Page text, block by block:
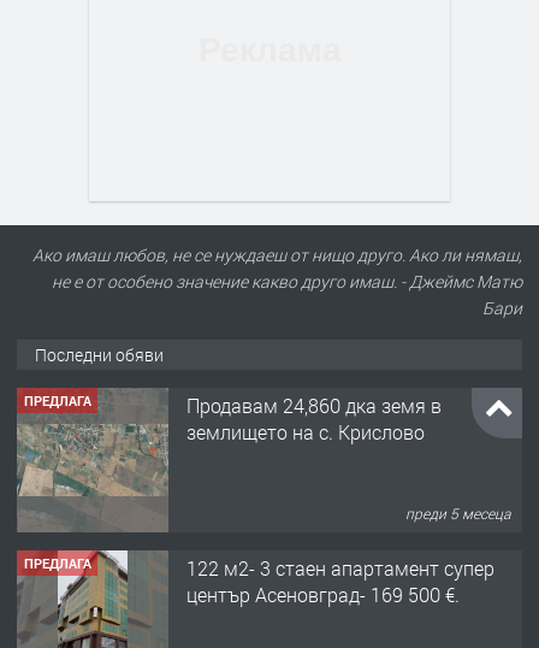
Ако имаш любов, не се нуждаеш от нищо друго. Ако ли нямаш,
не е от особено значение какво друго имаш. - Джеймс Матю
Бари
Последни обяви
ПРЕДЛАГА
Продавам 24,860 дка земя в
землището на с. Крислово
преди 5 месеца
ПРЕДЛАГА
122 м2- 3 стаен апартамент супер
център Асеновград- 169 500 €.